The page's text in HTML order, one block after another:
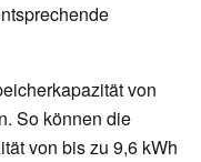
von
So können die
von bis zu 9,6 kWh